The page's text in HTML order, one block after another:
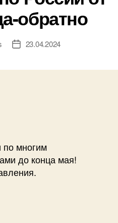
обратно
Дата23.04.2024
многим
до конца мая!